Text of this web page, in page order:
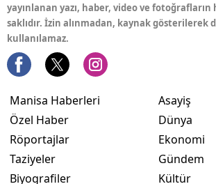
yayınlanan yazı, haber, video ve
saklıdır. İzin alınmadan, kaynak gösterilerek
kullanılamaz.
Manisa Haberleri
Özel Haber
Röportajlar
Taziyeler
Biyografiler
Asayiş
Dünya
Ekonomi
Gündem
Kültür